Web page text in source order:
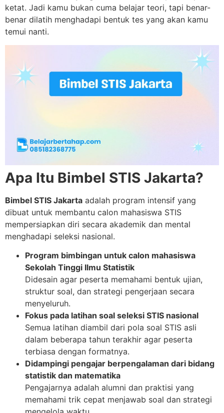
ketat. Jadi kamu bukan cuma belajar teori, tapi benar-
benar dilatih menghadapi bentuk tes yang akan kamu
temui nanti.
Apa Itu Bimbel STIS Jakarta?
Bimbel STIS Jakarta adalah program intensif yang
dibuat untuk membantu calon mahasiswa STIS
mempersiapkan diri secara akademik dan mental
menghadapi seleksi nasional.
Program bimbingan untuk calon mahasiswa
Sekolah Tinggi Ilmu Statistik
Didesain agar peserta memahami bentuk ujian,
struktur soal, dan strategi pengerjaan secara
menyeluruh.
Fokus pada latihan soal seleksi STIS nasional
Semua latihan diambil dari pola soal STIS asli
dalam beberapa tahun terakhir agar peserta
terbiasa dengan formatnya.
Didampingi pengajar berpengalaman dari bidang
statistik dan matematika
Pengajarnya adalah alumni dan praktisi yang
memahami trik cepat menjawab soal dan strategi